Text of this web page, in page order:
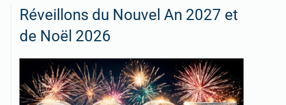
Réveillons du Nouvel An 2027 et
de Noël 2026